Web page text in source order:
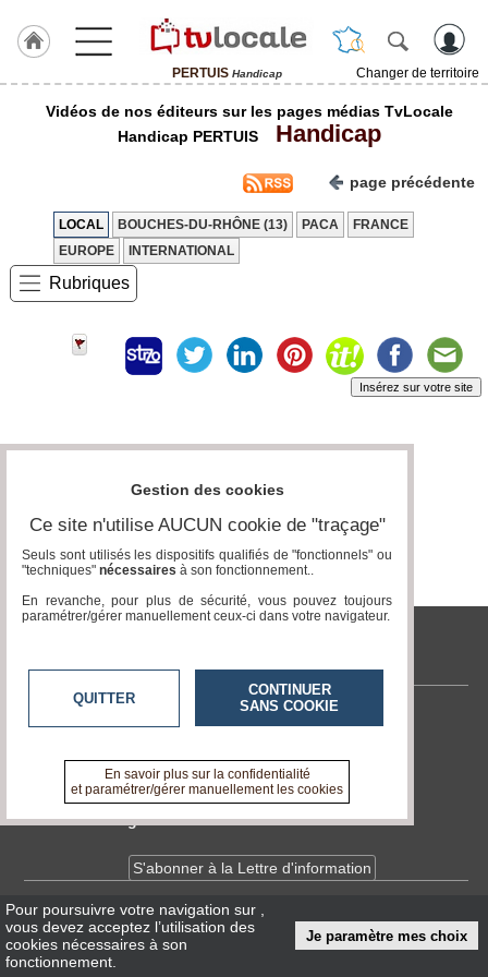
PERTUIS Handicap
Changer de territoire
J'adhère
TvLocale
France
Accueil
RUBRIQUES
Gazette
Médias
du
groupe
Blogs
Prémium
Vidéos de nos éditeurs sur les pages médias TvLocale
Handicap PERTUIS
Handicap
page précédente
LOCAL BOUCHES-DU-RHÔNE (13) PACA
FRANCE
EUROPE
INTERNATIONAL
Rubriques
Insérez sur votre site
tvlocale.fr
Contactez-nous
A propos de tvlocale.fr
Devenir délégué
S'abonner à la Lettre d'information
InfosCNIL/RGPD
Conditions Générales d'Utilisation
Pour poursuivre votre navigation sur
vous devez acceptez l’utilisation des
cookies nécessaires à son
fonctionnement.
Je paramètre mes choix
Gestion des cookies
Ce site n'utilise AUCUN cookie de "traçage"
Seuls sont utilisés les dispositifs qualifiés de "fonctionnels" ou
"techniques" nécessaires à son fonctionnement..
En revanche, pour plus de sécurité, vous pouvez toujours
paramétrer/gérer manuellement ceux-ci dans votre navigateur.
QUITTER
CONTINUER
SANS COOKIE
En savoir plus sur la confidentialité
et paramétrer/gérer manuellement les cookies